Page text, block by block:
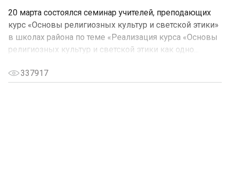
20 марта состоялся семинар учителей, преподающих
курс «Основы религиозных культур и светской этики»
в школах района по теме «Реализация курса «Основы
религиозных культур и светской этики как одно...
337917